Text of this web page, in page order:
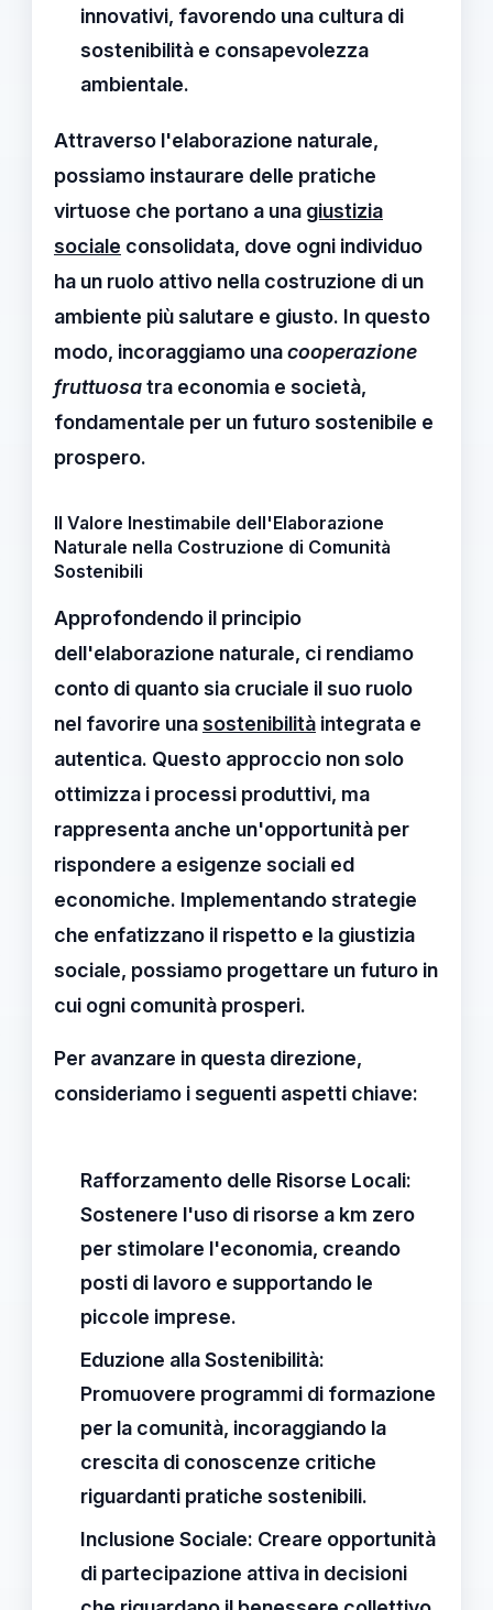
innovativi, favorendo una cultura di
sostenibilità e consapevolezza
ambientale.
Attraverso l'elaborazione naturale,
possiamo instaurare delle pratiche
virtuose che portano a una giustizia
sociale consolidata, dove ogni individuo
ha un ruolo attivo nella costruzione di un
ambiente più salutare e giusto. In questo
modo, incoraggiamo unacooperazione
fruttuosatra economia e società,
fondamentale per un futuro sostenibile e
prospero.
Il Valore Inestimabile dell'Elaborazione
Naturale nella Costruzione di Comunità
Sostenibili
Approfondendo il principio
dell'elaborazione naturale, ci rendiamo
conto di quanto sia cruciale il suo ruolo
nel favorire unasostenibilità integrata e
autentica. Questo approccio non solo
ottimizza i processi produttivi, ma
rappresenta anche un'opportunità per
rispondere a esigenze sociali ed
economiche. Implementando strategie
che enfatizzano il rispetto e la giustizia
sociale, possiamo progettare un futuro in
cui ogni comunità prosperi.
Per avanzare in questa direzione,
consideriamo i seguenti aspetti chiave:
Rafforzamento delle Risorse Locali:
Sostenere l'uso di risorse a km zero
per stimolare l'economia, creando
posti di lavoro e supportando le
piccole imprese.
Eduzione alla Sostenibilità:
Promuovere programmi di formazione
per la comunità, incoraggiando la
crescita di conoscenze critiche
riguardanti pratiche sostenibili.
Inclusione Sociale: Creare opportunità
di partecipazione attiva in decisioni